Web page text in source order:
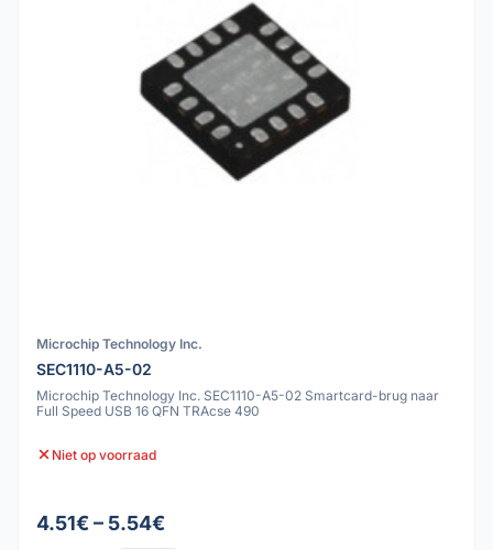
Microchip Technology Inc.
SEC1110-A5-02
Microchip Technology Inc. SEC1110-A5-02 Smartcard-brug naar
Full Speed USB 16 QFN TRAcse 490
Niet op voorraad
4.51€ – 5.54€